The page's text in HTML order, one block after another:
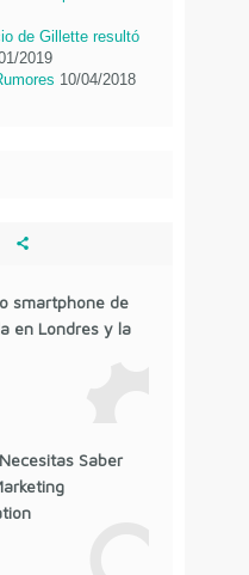
de Gillette resultó
2019
10/04/2018
smartphone de
en Londres y la
Saber